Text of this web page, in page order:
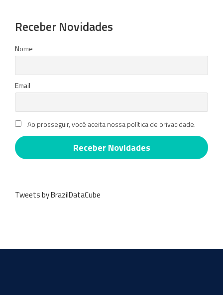
Receber Novidades
Nome
Email
Ao prosseguir, você aceita nossa política de privacidade.
Tweets by BrazilDataCube